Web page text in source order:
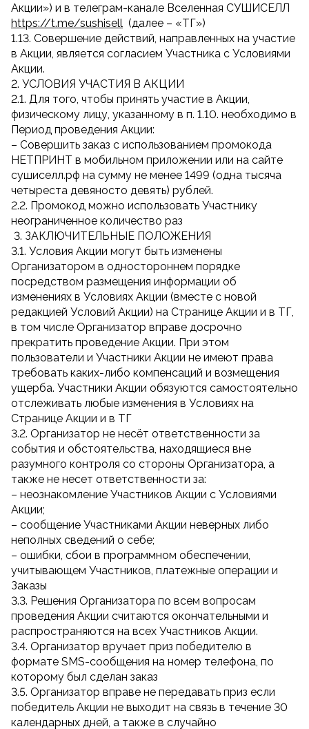
Акции») и в телеграм-канале Вселенная СУШИСЕЛЛ
https://t.me/sushisell (далее – «ТГ»)
1.13. Совершение действий, направленных на участие
в Акции, является согласием Участника с Условиями
Акции.
2. УСЛОВИЯ УЧАСТИЯ В АКЦИИ
2.1. Для того, чтобы принять участие в Акции,
физическому лицу, указанному в п. 1.10. необходимо в
Период проведения Акции:
– Совершить заказ с использованием промокода
НЕТПРИНТ в мобильном приложении или на сайте
сушиселл.рф на сумму не менее 1499 (одна тысяча
четыреста девяносто девять) рублей.
2.2. Промокод можно использовать Участнику
неограниченное количество раз
3. ЗАКЛЮЧИТЕЛЬНЫЕ ПОЛОЖЕНИЯ
3.1. Условия Акции могут быть изменены
Организатором в одностороннем порядке
посредством размещения информации об
изменениях в Условиях Акции (вместе с новой
редакцией Условий Акции) на Странице Акции и в ТГ,
в том числе Организатор вправе досрочно
прекратить проведение Акции. При этом
пользователи и Участники Акции не имеют права
требовать каких-либо компенсаций и возмещения
ущерба. Участники Акции обязуются самостоятельно
отслеживать любые изменения в Условиях на
Странице Акции и в ТГ
3.2. Организатор не несёт ответственности за
события и обстоятельства, находящиеся вне
разумного контроля со стороны Организатора, а
также не несет ответственности за:
– неознакомление Участников Акции с Условиями
Акции;
– сообщение Участниками Акции неверных либо
неполных сведений о себе;
– ошибки, сбои в программном обеспечении,
учитывающем Участников, платежные операции и
Заказы
3.3. Решения Организатора по всем вопросам
проведения Акции считаются окончательными и
распространяются на всех Участников Акции.
3.4. Организатор вручает приз победителю в
формате SMS-сообщения на номер телефона, по
которому был сделан заказ
3.5. Организатор вправе не передавать приз если
победитель Акции не выходит на связь в течение 30
календарных дней, а также в случайно